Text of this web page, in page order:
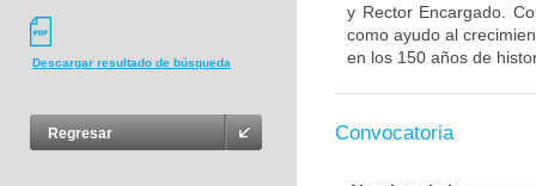
Descargar resultado de búsqueda
Regresar
y Rector Encargado.
como ayudo al
en los 150 años de
Convocatoria